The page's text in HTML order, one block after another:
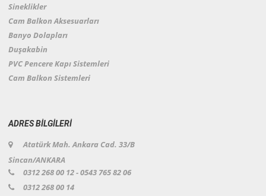
Sineklikler
Cam Balkon Aksesuarları
Banyo Dolapları
Duşakabin
PVC Pencere Kapı Sistemleri
Cam Balkon Sistemleri
ADRES BİLGİLERİ
Atatürk Mah. Ankara Cad. 33/B
Sincan/ANKARA
0312 268 00 12 - 0543 765 82 06
0312 268 00 14